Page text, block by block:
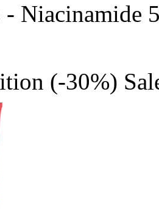
Niacinamide
(-30%)